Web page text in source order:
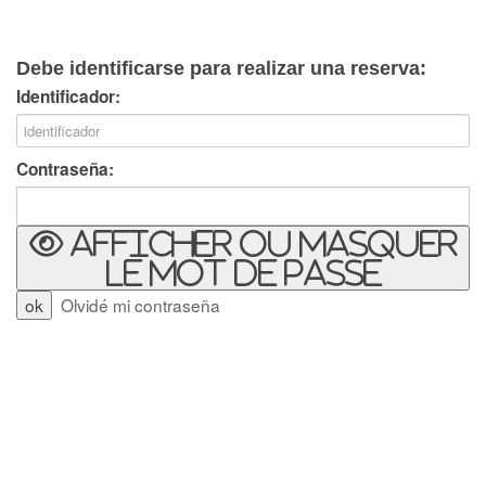
Debe identificarse para realizar una reserva:
Identificador:
Contraseña:
Afficher ou masquer
le mot de passe
Olvidé mi contraseña